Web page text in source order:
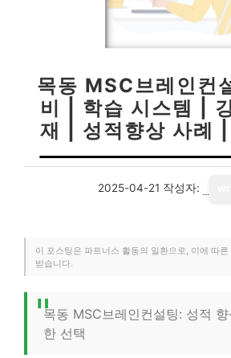
목동 MSC브레인컨
비 | 학습 시스템 |
재 | 성적향상 사례 |
2025-04-21 작성자:
이 포스팅은 파트너스 활동의 일환으로, 이에 따
받습니다.
목동 MSC브레인컨설팅: 성적
한 선택